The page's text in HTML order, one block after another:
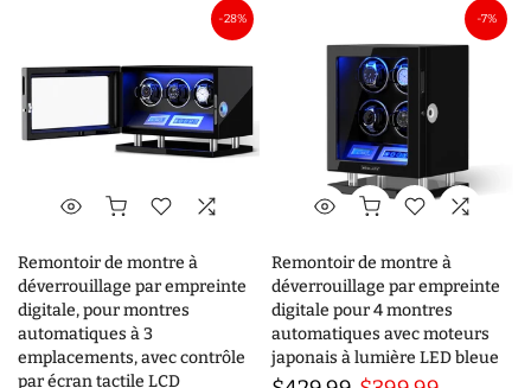
-28%
Remontoir de montre à
déverrouillage par empreinte
digitale, pour montres
automatiques à 3
emplacements, avec contrôle
par écran tactile LCD
-7%
Remontoir de montre à
déverrouillage par empreinte
digitale pour 4 montres
automatiques avec moteurs
japonais à lumière LED bleue